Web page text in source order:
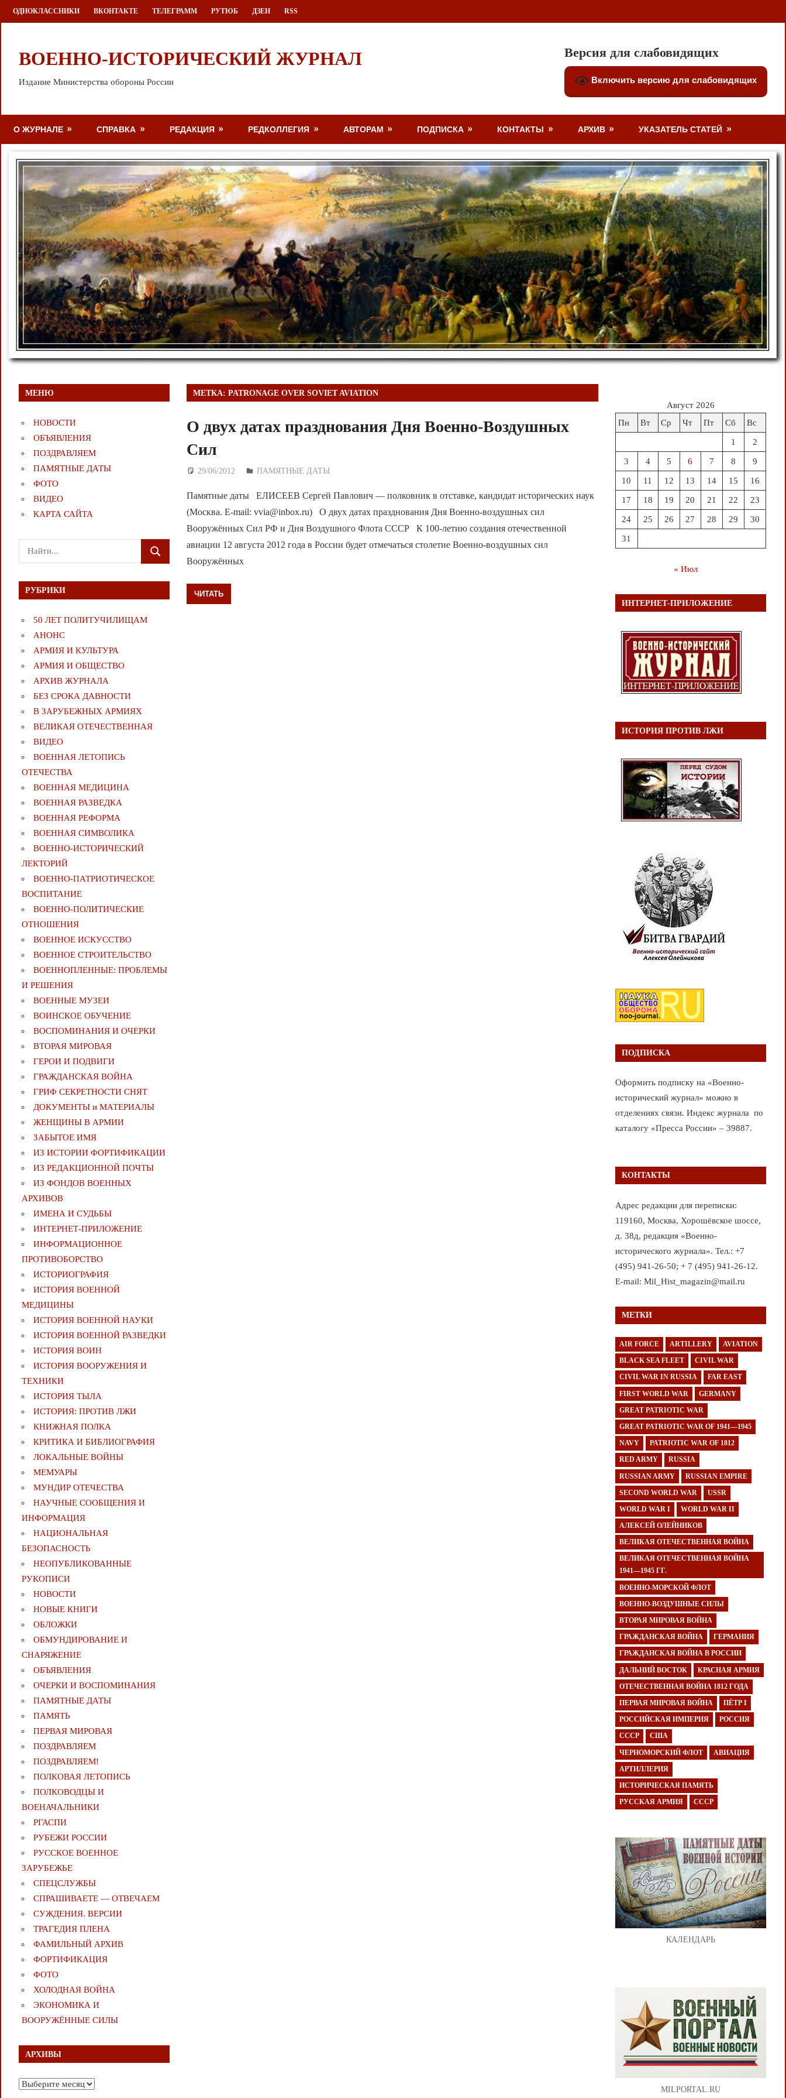
Перейти
к
ОДНОКЛАССНИКИ ВКОНТАКТЕ ТЕЛЕГРАММ РУТЮБ ДЗЕН RSS
ВОЕННО-ИСТОРИЧЕСКИЙ ЖУРНАЛ
Издание Министерства обороны России
Версия для слабовидящих
Включить версию для слабовидящих
О ЖУРНАЛЕ СПРАВКА РЕДАКЦИЯ РЕДКОЛЛЕГИЯ АВТОРАМ ПОДПИСКА КОНТАКТЫ АРХИВ УКАЗАТЕЛЬ СТАТЕЙ
МЕТКА:PATRONAGE OVER SOVIET AVIATION
О двух датах празднования Дня Военно-Воздушных
Сил
29/06/2012 Дежурный по Редакции
ПАМЯТНЫЕ ДАТЫ
Памятные даты ЕЛИСЕЕВ Сергей Павлович — полковник в отставке, кандидат исторических наук
(Москва. Е-mail: vvia@inbox.ru) О двух датах празднования Дня Военно-воздушных сил
Вооружённых Сил РФ и Дня Воздушного Флота СССР К 100-летию создания отечественной
авиации 12 августа 2012 года в России будет отмечаться столетие Военно-воздушных сил
Вооружённых
ЧИТАТЬ
МЕНЮ
НОВОСТИ
ОБЪЯВЛЕНИЯ
ПОЗДРАВЛЯЕМ
ПАМЯТНЫЕ ДАТЫ
ФОТО
ВИДЕО
КАРТА САЙТА
Поиск
для:
ПОИСК
РУБРИКИ
50 ЛЕТ ПОЛИТУЧИЛИЩАМ
АНОНС
АРМИЯ И КУЛЬТУРА
АРМИЯ И ОБЩЕСТВО
АРХИВ ЖУРНАЛА
БЕЗ СРОКА ДАВНОСТИ
В ЗАРУБЕЖНЫХ АРМИЯХ
ВЕЛИКАЯ ОТЕЧЕСТВЕННАЯ
ВИДЕО
ВОЕННАЯ ЛЕТОПИСЬ
ОТЕЧЕСТВА
ВОЕННАЯ МЕДИЦИНА
ВОЕННАЯ РАЗВЕДКА
ВОЕННАЯ РЕФОРМА
ВОЕННАЯ СИМВОЛИКА
ВОЕННО-ИСТОРИЧЕСКИЙ
ЛЕКТОРИЙ
ВОЕННО-ПАТРИОТИЧЕСКОЕ
ВОСПИТАНИЕ
ВОЕННО-ПОЛИТИЧЕСКИE
ОТНОШЕНИЯ
ВОЕННОЕ ИСКУССТВО
ВОЕННОЕ СТРОИТЕЛЬСТВО
ВОЕННОПЛЕННЫЕ: ПРОБЛЕМЫ
И РЕШЕНИЯ
ВОЕННЫЕ МУЗЕИ
ВОИНСКОЕ ОБУЧЕНИЕ
ВОСПОМИНАНИЯ И ОЧЕРКИ
ВТОРАЯ МИРОВАЯ
ГЕРОИ И ПОДВИГИ
ГРАЖДАНСКАЯ ВОЙНА
ГРИФ СЕКРЕТНОСТИ СНЯТ
ДОКУМЕНТЫ и МАТЕРИАЛЫ
ЖЕНЩИНЫ В АРМИИ
ЗАБЫТОЕ ИМЯ
ИЗ ИСТОРИИ ФОРТИФИКАЦИИ
ИЗ РЕДАКЦИОННОЙ ПОЧТЫ
ИЗ ФОНДОВ ВОЕННЫХ
АРХИВОВ
ИМЕНА И СУДЬБЫ
ИНТЕРНЕТ-ПРИЛОЖЕНИЕ
ИНФОРМАЦИОННОЕ
ПРОТИВОБОРСТВО
ИСТОРИОГРАФИЯ
ИСТОРИЯ ВОЕННОЙ
МЕДИЦИНЫ
ИСТОРИЯ ВОЕННОЙ НАУКИ
ИСТОРИЯ ВОЕННОЙ РАЗВЕДКИ
ИСТОРИЯ ВОИН
ИСТОРИЯ ВООРУЖЕНИЯ И
ТЕХНИКИ
ИСТОРИЯ ТЫЛА
ИСТОРИЯ: ПРОТИВ ЛЖИ
КНИЖНАЯ ПОЛКА
КРИТИКА И БИБЛИОГРАФИЯ
ЛОКАЛЬНЫЕ ВОЙНЫ
МЕМУАРЫ
МУНДИР ОТЕЧЕСТВА
НАУЧНЫЕ СООБЩЕНИЯ И
ИНФОРМАЦИЯ
НАЦИОНАЛЬНАЯ
БЕЗОПАСНОСТЬ
НЕОПУБЛИКОВАННЫЕ
РУКОПИСИ
НОВОСТИ
НОВЫЕ КНИГИ
ОБЛОЖКИ
ОБМУНДИРОВАНИЕ И
СНАРЯЖЕНИЕ
ОБЪЯВЛЕНИЯ
ОЧЕРКИ И ВОСПОМИНАНИЯ
ПАМЯТНЫЕ ДАТЫ
ПАМЯТЬ
ПЕРВАЯ МИРОВАЯ
ПОЗДРАВЛЯЕМ
ПОЗДРАВЛЯЕМ!
ПОЛКОВАЯ ЛЕТОПИСЬ
ПОЛКОВОДЦЫ И
ВОЕНАЧАЛЬНИКИ
РГАСПИ
РУБЕЖИ РОССИИ
РУССКОЕ ВОЕННОЕ
ЗАРУБЕЖЬЕ
СПЕЦСЛУЖБЫ
СПРАШИВАЕТЕ — ОТВЕЧАЕМ
СУЖДЕНИЯ. ВЕРСИИ
ТРАГЕДИЯ ПЛЕНА
ФАМИЛЬНЫЙ АРХИВ
ФОРТИФИКАЦИЯ
ФОТО
ХОЛОДНАЯ ВОЙНА
ЭКОНОМИКА И
ВООРУЖЁННЫЕ СИЛЫ
АРХИВЫ
Архивы
Август 2026
Пн
Вт Ср Чт Пт Сб Вс
1 2
3 4 5 6 7 8 9
10 11 12 13 14 15 16
17 18 19 20 21 22 23
24 25 26 27 28 29 30
31
« Июл
ИНТЕРНЕТ-ПРИЛОЖЕНИЕ
ИСТОРИЯ ПРОТИВ ЛЖИ
ПОДПИСКА
Оформить подписку на «Военно-
исторический журнал» можно в
отделениях связи. Индекс журнала по
каталогу «Пресса России» – 39887.
КОНТАКТЫ
Адрес редакции для переписки:
119160, Москва, Хорошёвское шоссе,
д. 38д, редакция «Военно-
исторического журнала». Тел.: +7
(495) 941-26-50; + 7 (495) 941-26-12.
E-mail: Mil_Hist_magazin@mail.ru
МЕТКИ
AIR FORCE ARTILLERY AVIATION
BLACK SEA FLEET CIVIL WAR
CIVIL WAR IN RUSSIA FAR EAST
FIRST WORLD WAR GERMANY
GREAT PATRIOTIC WAR
GREAT PATRIOTIC WAR OF 1941—1945
NAVY PATRIOTIC WAR OF 1812
RED ARMY RUSSIA
RUSSIAN ARMY RUSSIAN EMPIRE
SECOND WORLD WAR USSR
WORLD WAR I WORLD WAR II
АЛЕКСЕЙ ОЛЕЙНИКОВ
ВЕЛИКАЯ ОТЕЧЕСТВЕННАЯ ВОЙНА
ВЕЛИКАЯ ОТЕЧЕСТВЕННАЯ ВОЙНА
1941—1945 ГГ.
ВОЕННО-МОРСКОЙ ФЛОТ
ВОЕННО-ВОЗДУШНЫЕ СИЛЫ
ВТОРАЯ МИРОВАЯ ВОЙНА
ГРАЖДАНСКАЯ ВОЙНА ГЕРМАНИЯ
ГРАЖДАНСКАЯ ВОЙНА В РОССИИ
ДАЛЬНИЙ ВОСТОК КРАСНАЯ АРМИЯ
ОТЕЧЕСТВЕННАЯ ВОЙНА 1812 ГОДА
ПЕРВАЯ МИРОВАЯ ВОЙНА ПЁТР I
РОССИЙСКАЯ ИМПЕРИЯ РОССИЯ
СССР США
ЧЕРНОМОРСКИЙ ФЛОТ АВИАЦИЯ
АРТИЛЛЕРИЯ
ИСТОРИЧЕСКАЯ ПАМЯТЬ
РУССКАЯ АРМИЯ СССР
КАЛЕНДАРЬ
MILPORTAL.RU